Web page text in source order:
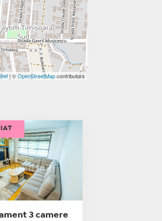
| ©OpenStreetMapcontributors
3 camere